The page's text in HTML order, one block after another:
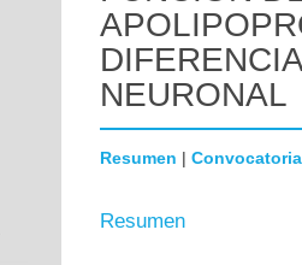
NEURONAL
Resumen | Convocatoria
Resumen